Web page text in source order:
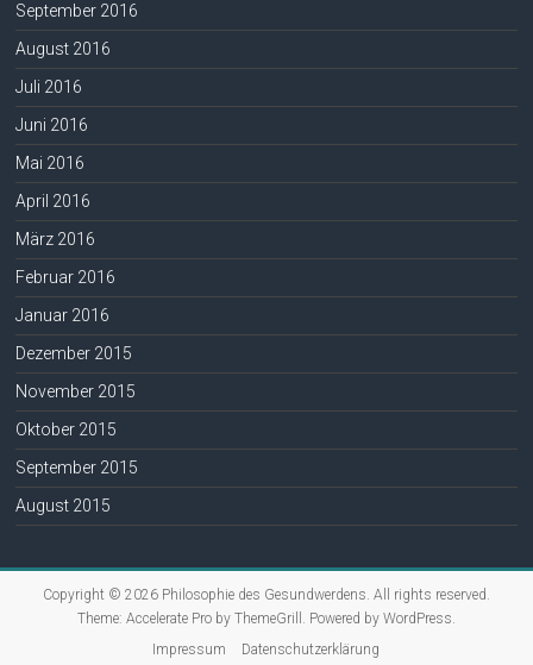
September 2016
August 2016
Juli 2016
Juni 2016
Mai 2016
April 2016
März 2016
Februar 2016
Januar 2016
Dezember 2015
November 2015
Oktober 2015
September 2015
August 2015
Copyright © 2026 Philosophie des Gesundwerdens. All rights reserved.
Theme: Accelerate Proby ThemeGrill. Powered by WordPress.
Impressum
Datenschutzerklärung